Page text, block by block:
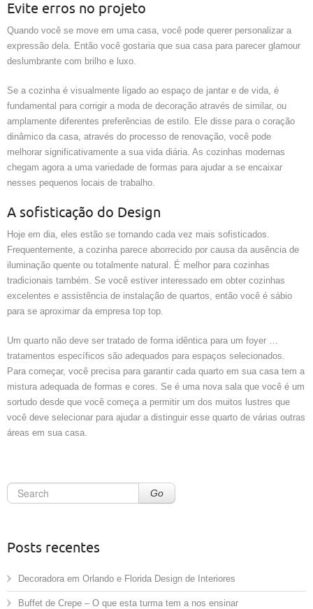
Evite erros no projeto
Quando você se move em uma casa, você pode querer personalizar a
expressão dela. Então você gostaria que sua casa para parecer glamour
deslumbrante com brilho e luxo.
Se a cozinha é visualmente ligado ao espaço de jantar e de vida, é
fundamental para corrigir a moda de decoração através de similar, ou
amplamente diferentes preferências de estilo. Ele disse para o coração
dinâmico da casa, através do processo de renovação, você pode
melhorar significativamente a sua vida diária. As cozinhas modernas
chegam agora a uma variedade de formas para ajudar a se encaixar
nesses pequenos locais de trabalho.
A sofisticação do Design
Hoje em dia, eles estão se tornando cada vez mais sofisticados.
Frequentemente, a cozinha parece aborrecido por causa da ausência de
iluminação quente ou totalmente natural. É melhor para cozinhas
tradicionais também. Se você estiver interessado em obter cozinhas
excelentes e assistência de instalação de quartos, então você é sábio
para se aproximar da empresa top top.
Um quarto não deve ser tratado de forma idêntica para um foyer …
tratamentos específicos são adequados para espaços selecionados.
Para começar, você precisa para garantir cada quarto em sua casa tem a
mistura adequada de formas e cores. Se é uma nova sala que você é um
sortudo desde que você começa a permitir um dos muitos lustres que
você deve selecionar para ajudar a distinguir esse quarto de várias outras
áreas em sua casa.
Go
Posts recentes
Decoradora em Orlando e Florida Design de Interiores
Buffet de Crepe – O que esta turma tem a nos ensinar